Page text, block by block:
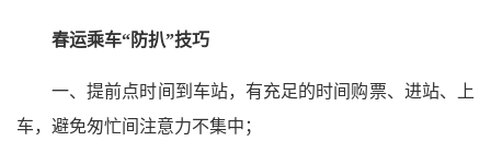
春运乘车“防扒”技巧
一、提前点时间到车站，有充足的时间购票、进站、上
车，避免匆忙间注意力不集中；